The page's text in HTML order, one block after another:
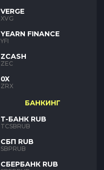
VERGE
XVG
YEARN FINANCE
YFI
ZCASH
ZEC
0X
ZRX
БАНКИНГ
Т-БАНК RUB
TCSBRUB
СБП RUB
SBPRUB
СБЕРБАНК RUB